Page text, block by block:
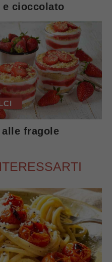
e cioccolato
alle fragole